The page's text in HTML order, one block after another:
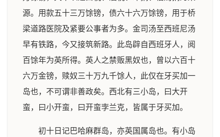
源。用款五十三万馀镑，债六十六万馀镑，用于桥
梁道路医院及紧要公事者为多。金司汤至西班尼汤
早有铁路，今又接筑新路。此岛辟自西班牙人，阅
百馀年为英所得。英人之禁贩黑奴也，曾以六百十
六万金镑，赎奴三十万九千馀人，此仅在牙买加一
岛也，不可谓非善政矣。西北有三小岛，曰大开
蛮，曰小开蛮，曰开蛮孛兰克，皆属于牙买加。
初十日记巴哈麻群岛，亦英国属岛也。有小岛